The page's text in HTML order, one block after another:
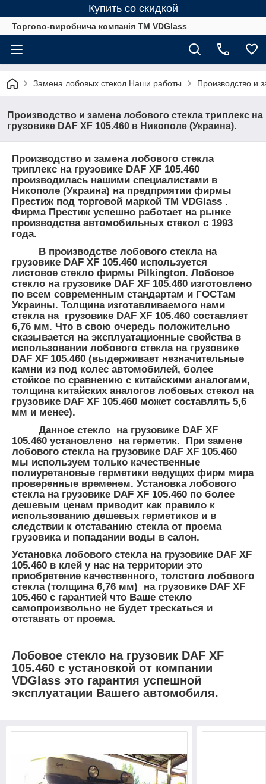
Купить со скидкой
Торгово-виробнича компанія ТМ VDGlass
Замена лобовых стекол Наши работы Производство и
Производство и замена лобового стекла триплекс на
грузовике DAF XF 105.460 в Никополе (Украина).
Производство и замена лобового стекла
триплекс на грузовике DAF XF 105.460
производилась нашими специалистами в
Никополе (Украина) на предприятии фирмы
Престиж под торговой маркой ТМ VDGlass .
Фирма Престиж успешно работает на рынке
производства автомобильных стекол с 1993
года.
В производстве лобового стекла на
грузовике DAF XF 105.460 используется
листовое стекло фирмы Pilkington. Лобовое
стекло на грузовике DAF XF 105.460 изготовлено
по всем современным стандартам и ГОСТам
Украины. Толщинаизготавливаемого нами
стекла на грузовике DAF XF 105.460 составляет
6,76 мм. Что в свою очередь положительно
сказывается на эксплуатационные свойства в
использовании лобового стекла на грузовике
DAF XF 105.460 (выдерживает незначительные
камни из под колес автомобилей, более
стойкое по сравнению с китайскими аналогами,
толщина китайских аналогов лобовых стекол на
грузовике DAF XF 105.460 может составлять 5,6
мм и менее).
Данное стекло на грузовике DAF XF
105.460 установлено на герметик. При замене
лобового стекла на грузовике DAF XF 105.460
мы используем только качественные
полиуретановые герметики ведущих фирм мира
проверенные временем. Установка лобового
стекла на грузовике DAF XF 105.460 по более
дешевым ценам приводит как правило к
использованию дешевых герметиков и в
следствии к отставанию стекла от проема
грузовика и попадании воды в салон.
Установка лобового стекла на грузовике DAF XF
105.460 в клей у нас на территории это
приобретение качественного, толстого лобового
стекла (толщина 6,76 мм) на грузовике DAF XF
105.460 с гарантией что Ваше стекло
самопроизвольно не будет трескаться и
отставать от проема.
Лобовое стекло на грузовик DAF XF
105.460 с установкой от компании
VDGlass это гарантия успешной
эксплуатации Вашего автомобиля.